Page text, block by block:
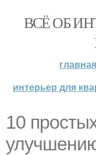
ВСЁ ОБ
главная
интерьер для
10